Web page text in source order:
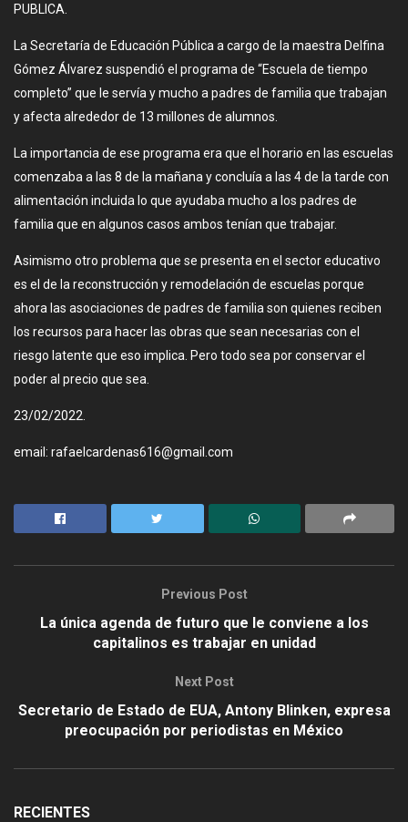
PUBLICA.
La Secretaría de Educación Pública a cargo de la maestra Delfina
Gómez Álvarez suspendió el programa de “Escuela de tiempo
completo” que le servía y mucho a padres de familia que trabajan
y afecta alrededor de 13 millones de alumnos.
La importancia de ese programa era que el horario en las escuelas
comenzaba a las 8 de la mañana y concluía a las 4 de la tarde con
alimentación incluida lo que ayudaba mucho a los padres de
familia que en algunos casos ambos tenían que trabajar.
Asimismo otro problema que se presenta en el sector educativo
es el de la reconstrucción y remodelación de escuelas porque
ahora las asociaciones de padres de familia son quienes reciben
los recursos para hacer las obras que sean necesarias con el
riesgo latente que eso implica. Pero todo sea por conservar el
poder al precio que sea.
23/02/2022.
email: rafaelcardenas616@gmail.com
Previous Post
La única agenda de futuro que le conviene a los
capitalinos es trabajar en unidad
Next Post
Secretario de Estado de EUA, Antony Blinken, expresa
preocupación por periodistas en México
RECIENTES